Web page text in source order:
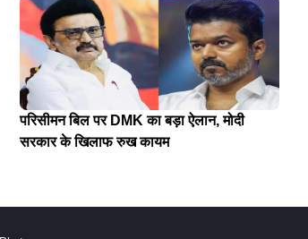
परिसीमन बिल पर DMK का बड़ा ऐलान, मोदी
सरकार के खिलाफ रुख कायम